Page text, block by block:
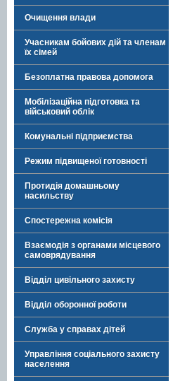
Очищення влади
Учасникам бойових дій та членам
їх сімей
Безоплатна правова допомога
Мобілізаційна підготовка та
військовий облік
Комунальні підприємства
Режим підвищеної готовності
Протидія домашньому
насильству
Спостережна комісія
Взаємодія з органами місцевого
самоврядування
Відділ цивільного захисту
Відділ оборонної роботи
Служба у справах дітей
Управління соціального захисту
населення